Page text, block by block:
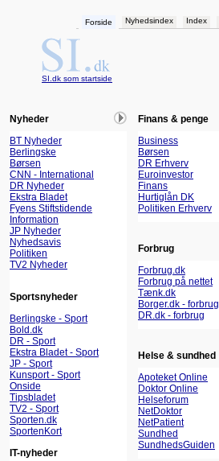
Forside Nyhedsindex Index
SI.dk som startside
Nyheder
BT Nyheder
Berlingske
Børsen
CNN - International
DR Nyheder
Ekstra Bladet
Fyens Stiftstidende
Information
JP Nyheder
Nyhedsavis
Politiken
TV2 Nyheder
Sportsnyheder
Berlingske - Sport
Bold.dk
DR - Sport
Ekstra Bladet - Sport
JP - Sport
Kunsport - Sport
Onside
Tipsbladet
TV2 - Sport
Sporten.dk
SportenKort
IT-nyheder
Finans & penge
Business
Børsen
DR Erhverv
Euroinvestor
Finans
Hurtiglån DK
Politiken Erhverv
Forbrug
Forbrug.dk
Forbrug på nettet
Tænk.dk
Borger.dk - forbrug
DR.dk - forbrug
Helse & sundhed
Apoteket Online
Doktor Online
Helseforum
NetDoktor
NetPatient
Sundhed
SundhedsGuiden